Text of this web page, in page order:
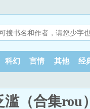
科幻 言情 其他 经
（合集rou）